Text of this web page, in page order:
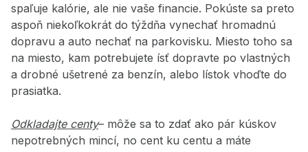
spaľuje kalórie, ale nie vaše financie. Pokúste sa preto
aspoň niekoľkokrát do týždňa vynechať hromadnú
dopravu a auto nechať na parkovisku. Miesto toho sa
na miesto, kam potrebujete ísť dopravte po vlastných
a drobné ušetrené za benzín, alebo lístok vhoďte do
prasiatka.
Odkladajte centy– môže sa to zdať ako pár kúskov
nepotrebných mincí, no cent ku centu a máte